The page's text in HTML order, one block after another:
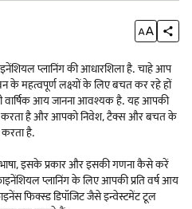
प्लानिंग की आधारशिला है. चाहे आप
के महत्वपूर्ण लक्ष्यों के लिए बचत कर रहे हों
वार्षिक आय जानना आवश्यक है. यह आपकी
करता है और आपको निवेश, टैक्स और बचत के
है.
इसके प्रकार और इसकी गणना कैसे करें
प्लानिंग के लिए आपकी प्रति वर्ष आय
फिक्स्ड डिपॉजिट जैसे इन्वेस्टमेंट टूल